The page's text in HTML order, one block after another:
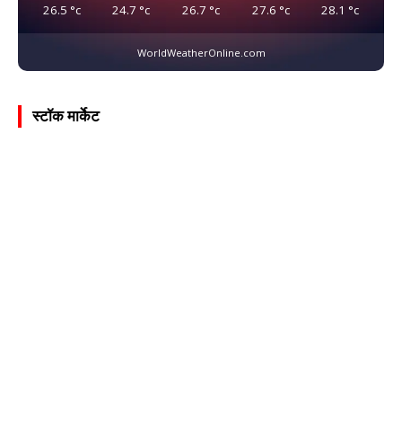
26.5 °c 24.7 °c 26.7 °c 27.6 °c 28.1 °c
WorldWeatherOnline.com
स्टॉक मार्केट